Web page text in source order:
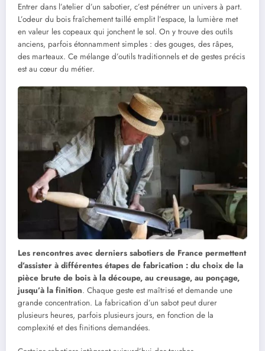
Entrer dans l’atelier d’un sabotier, c’est pénétrer un univers à part.
L’odeur du bois fraîchement taillé emplit l’espace, la lumière met
en valeur les copeaux qui jonchent le sol. On y trouve des outils
anciens, parfois étonnamment simples : des gouges, des râpes,
des marteaux. Ce mélange d’outils traditionnels et de gestes précis
est au cœur du métier.
Les rencontres avec derniers sabotiers de France permettent
d’assister à différentes étapes de fabrication : du choix de la
pièce brute de bois à la découpe, au creusage, au ponçage,
jusqu’à la finition. Chaque geste est maîtrisé et demande une
grande concentration. La fabrication d’un sabot peut durer
plusieurs heures, parfois plusieurs jours, en fonction de la
complexité et des finitions demandées.